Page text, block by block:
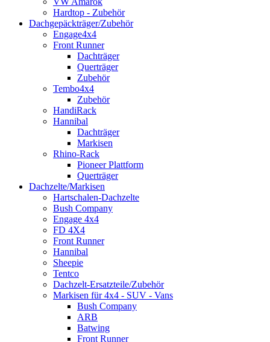
Hardtop - Zubehör
Dachgepäckträger/Zubehör
Engage4x4
Front Runner
Dachträger
Querträger
Zubehör
Tembo4x4
Zubehör
HandiRack
Hannibal
Dachträger
Markisen
Rhino-Rack
Pioneer Plattform
Querträger
Dachzelte/Markisen
Hartschalen-Dachzelte
Bush Company
Engage 4x4
FD 4X4
Front Runner
Hannibal
Sheepie
Tentco
Dachzelt-Ersatzteile/Zubehör
Markisen für 4x4 - SUV - Vans
Bush Company
ARB
Batwing
Front Runner